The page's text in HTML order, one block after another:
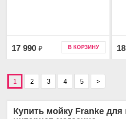
17 990 ₽ В КОРЗИНУ
1 2 3 4 5 >
Купить мойку Franke для